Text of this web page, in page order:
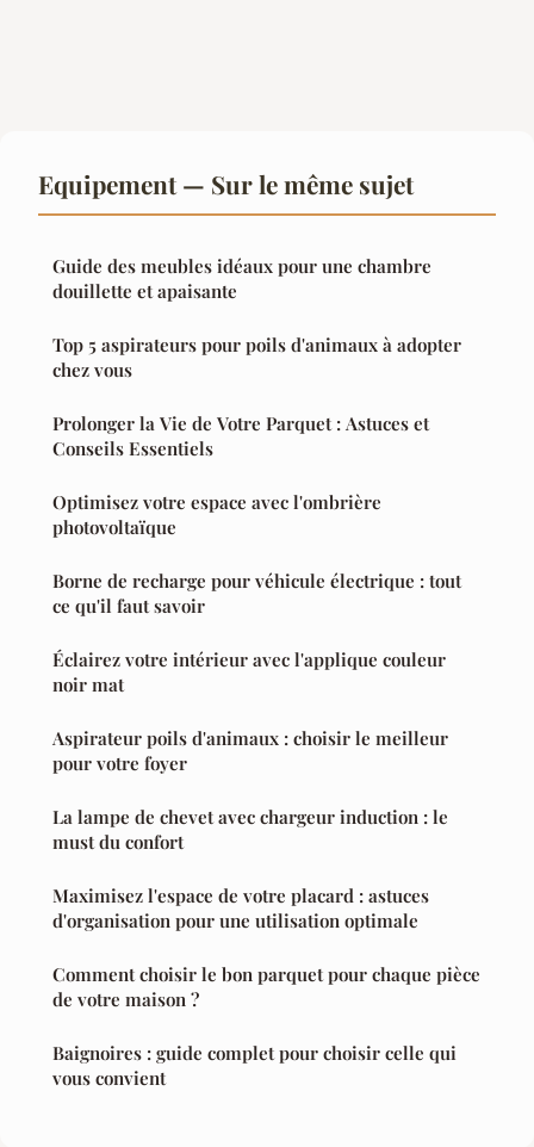
Equipement — Sur le même sujet
Guide des meubles idéaux pour une chambre
douillette et apaisante
Top 5 aspirateurs pour poils d'animaux à adopter
chez vous
Prolonger la Vie de Votre Parquet : Astuces et
Conseils Essentiels
Optimisez votre espace avec l'ombrière
photovoltaïque
Borne de recharge pour véhicule électrique : tout
ce qu'il faut savoir
Éclairez votre intérieur avec l'applique couleur
noir mat
Aspirateur poils d'animaux : choisir le meilleur
pour votre foyer
La lampe de chevet avec chargeur induction : le
must du confort
Maximisez l'espace de votre placard : astuces
d'organisation pour une utilisation optimale
Comment choisir le bon parquet pour chaque pièce
de votre maison ?
Baignoires : guide complet pour choisir celle qui
vous convient